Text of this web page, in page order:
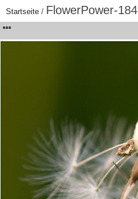
Startseite / FlowerPower-184